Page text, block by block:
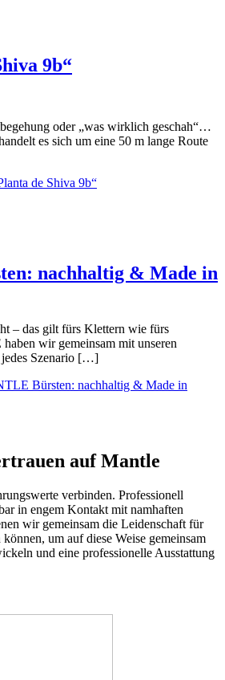
9b“
oder „was wirklich geschah“…
es sich um eine 50 m lange Route
de Shiva 9b“
nachhaltig & Made in
– das gilt fürs Klettern wie fürs
wir gemeinsam mit unseren
Szenario […]
Bürsten: nachhaltig & Made in
auf Mantle
verbinden. Professionell
in engem Kontakt mit namhaften
wir gemeinsam die Leidenschaft für
um auf diese Weise gemeinsam
und eine professionelle Ausstattung